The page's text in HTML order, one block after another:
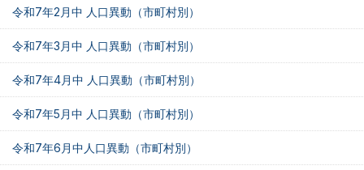
令和7年2月中 人口異動（市町村別）
令和7年3月中 人口異動（市町村別）
令和7年4月中 人口異動（市町村別）
令和7年5月中 人口異動（市町村別）
令和7年6月中人口異動（市町村別）